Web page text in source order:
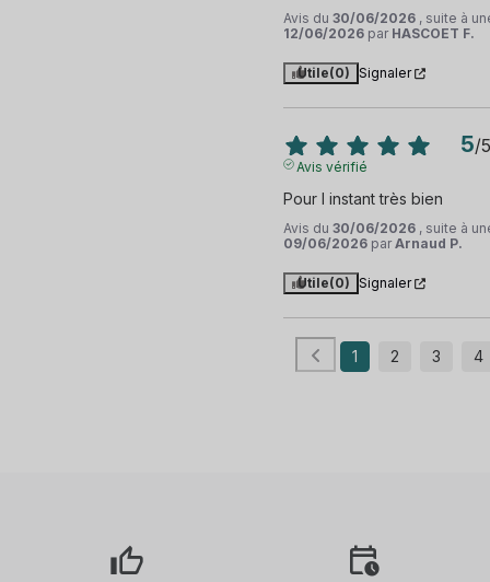
Avis du 30/06/2026 , suite à
12/06/2026 par HASCOET F.
Utile(0) Signaler
5/5
Avis vérifié
Pour l instant très bien
Avis du 30/06/2026 , suite à
09/06/2026 par Arnaud P.
Utile(0) Signaler
1 2 3 4